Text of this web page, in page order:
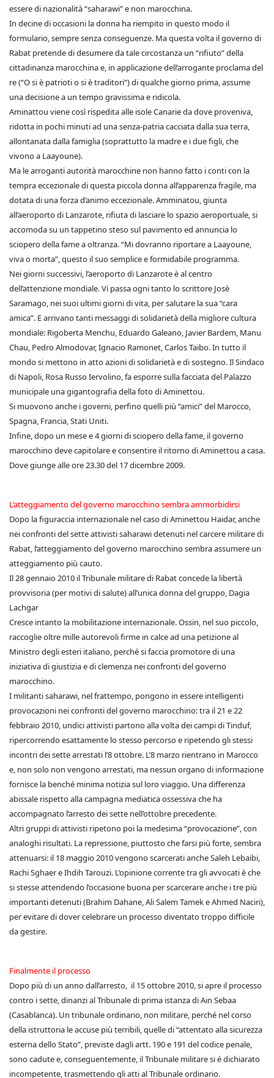
essere di nazionalità “saharawi” e non marocchina.
In decine di occasioni la donna ha riempito in questo modo il
formulario, sempre senza conseguenze. Ma questa volta il governo di
Rabat pretende di desumere da tale circostanza un “rifiuto” della
cittadinanza marocchina e, in applicazione dell’arrogante proclama del
re (“O si è patrioti o si è traditori”) di qualche giorno prima, assume
una decisione a un tempo gravissima e ridicola.
Aminattou viene così rispedita alle isole Canarie da dove proveniva,
ridotta in pochi minuti ad una senza-patria cacciata dalla sua terra,
allontanata dalla famiglia (soprattutto la madre e i due figli, che
vivono a Laayoune).
Ma le arroganti autorità marocchine non hanno fatto i conti con la
tempra eccezionale di questa piccola donna all’apparenza fragile, ma
dotata di una forza d’animo eccezionale. Amminatou, giunta
all’aeroporto di Lanzarote, rifiuta di lasciare lo spazio aeroportuale, si
accomoda su un tappetino steso sul pavimento ed annuncia lo
sciopero della fame a oltranza. “Mi dovranno riportare a Laayoune,
viva o morta”, questo il suo semplice e formidabile programma.
Nei giorni successivi, l’aeroporto di Lanzarote è al centro
dell’attenzione mondiale. Vi passa ogni tanto lo scrittore Josè
Saramago, nei suoi ultimi giorni di vita, per salutare la sua “cara
amica”. E arrivano tanti messaggi di solidarietà della migliore cultura
mondiale: Rigoberta Menchu, Eduardo Galeano, Javier Bardem, Manu
Chau, Pedro Almodovar, Ignacio Ramonet, Carlos Taibo. In tutto il
mondo si mettono in atto azioni di solidarietà e di sostegno. Il Sindaco
di Napoli, Rosa Russo Iervolino, fa esporre sulla facciata del Palazzo
municipale una gigantografia della foto di Aminettou.
Si muovono anche i governi, perfino quelli più “amici” del Marocco,
Spagna, Francia, Stati Uniti.
Infine, dopo un mese e 4 giorni di sciopero della fame, il governo
marocchino deve capitolare e consentire il ritorno di Aminettou a casa.
Dove giunge alle ore 23.30 del 17 dicembre 2009.
L’atteggiamento del governo marocchino sembra ammorbidirsi
Dopo la figuraccia internazionale nel caso di Aminettou Haidar, anche
nei confronti del sette attivisti saharawi detenuti nel carcere militare di
Rabat, l’atteggiamento del governo marocchino sembra assumere un
atteggiamento più cauto.
Il 28 gennaio 2010 il Tribunale militare di Rabat concede la libertà
provvisoria (per motivi di salute) all’unica donna del gruppo, Dagia
Lachgar
Cresce intanto la mobilitazione internazionale. Ossin, nel suo piccolo,
raccoglie oltre mille autorevoli firme in calce ad una petizione al
Ministro degli esteri italiano, perché si faccia promotore di una
iniziativa di giustizia e di clemenza nei confronti del governo
marocchino.
I militanti saharawi, nel frattempo, pongono in essere intelligenti
provocazioni nei confronti del governo marocchino: tra il 21 e 22
febbraio 2010, undici attivisti partono alla volta dei campi di Tinduf,
ripercorrendo esattamente lo stesso percorso e ripetendo gli stessi
incontri dei sette arrestati l’8 ottobre. L’8 marzo rientrano in Marocco
e, non solo non vengono arrestati, ma nessun organo di informazione
fornisce la benché minima notizia sul loro viaggio. Una differenza
abissale rispetto alla campagna mediatica ossessiva che ha
accompagnato l’arresto dei sette nell’ottobre precedente.
Altri gruppi di attivisti ripetono poi la medesima “provocazione”, con
analoghi risultati. La repressione, piuttosto che farsi più forte, sembra
attenuarsi: il 18 maggio 2010 vengono scarcerati anche Saleh Lebaibi,
Rachi Sghaer e Ihdih Tarouzi. L’opinione corrente tra gli avvocati è che
si stesse attendendo l’occasione buona per scarcerare anche i tre più
importanti detenuti (Brahim Dahane, Ali Salem Tamek e Ahmed Naciri),
per evitare di dover celebrare un processo diventato troppo difficile
da gestire.
Finalmente il processo
Dopo più di un anno dall’arresto, il 15 ottobre 2010, si apre il processo
contro i sette, dinanzi al Tribunale di prima istanza di Ain Sebaa
(Casablanca). Un tribunale ordinario, non militare, perché nel corso
della istruttoria le accuse più terribili, quelle di “attentato alla sicurezza
esterna dello Stato”, previste dagli artt. 190 e 191 del codice penale,
sono cadute e, conseguentemente, il Tribunale militare si é dichiarato
incompetente, trasmettendo gli atti al Tribunale ordinario.